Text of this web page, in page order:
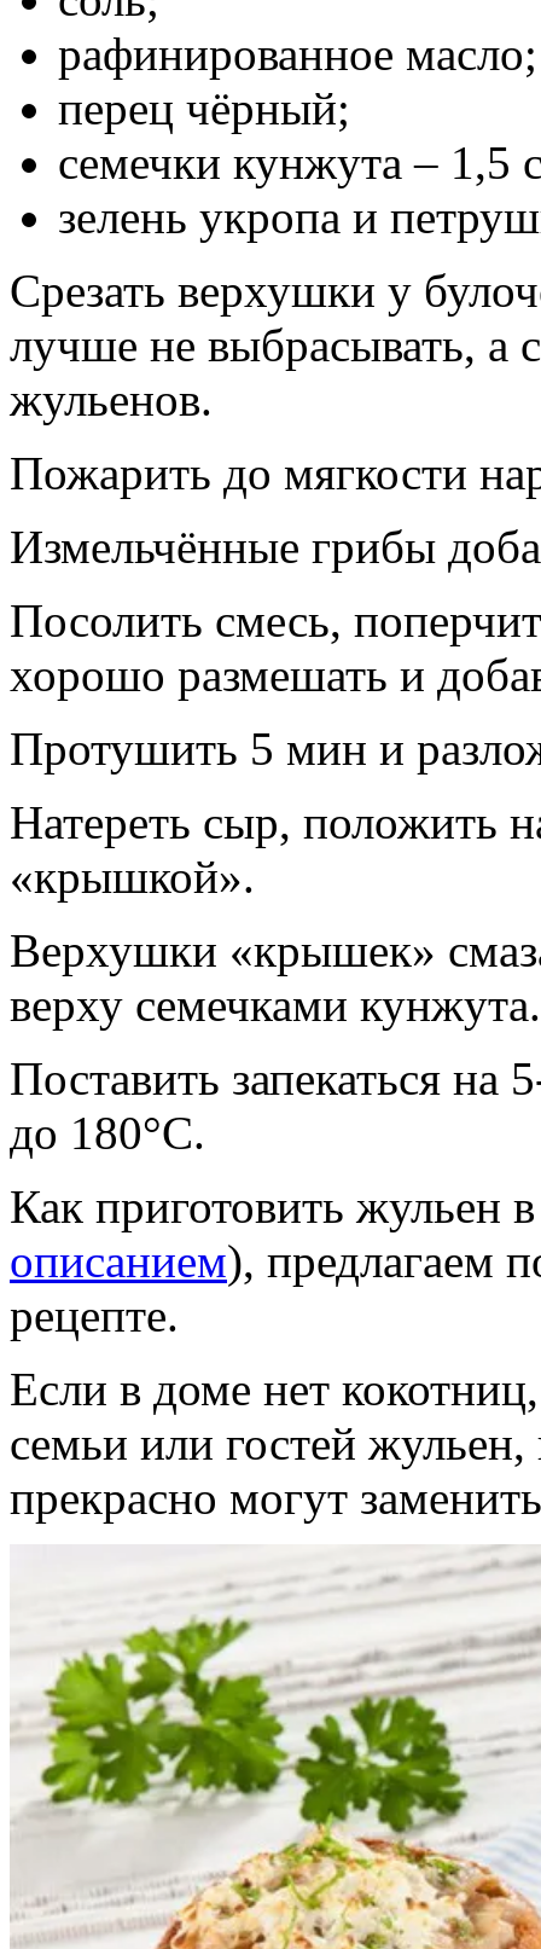
рафинированное масло;
перец чёрный;
семечки кунжута – 1,5
зелень укропа и
Срезать верхушки у
лучше не выбрасывать, а
жульенов.
Пожарить до мягкости
Измельчённые грибы
Посолить смесь,
хорошо размешать и
Протушить 5 мин и
Натереть сыр, положить
«крышкой».
Верхушки «крышек»
верху семечками кунжута.
Поставить запекаться на
до 180°C.
Как приготовить жульен
описанием), предлагаем
рецепте.
Если в доме нет
семьи или гостей
прекрасно могут